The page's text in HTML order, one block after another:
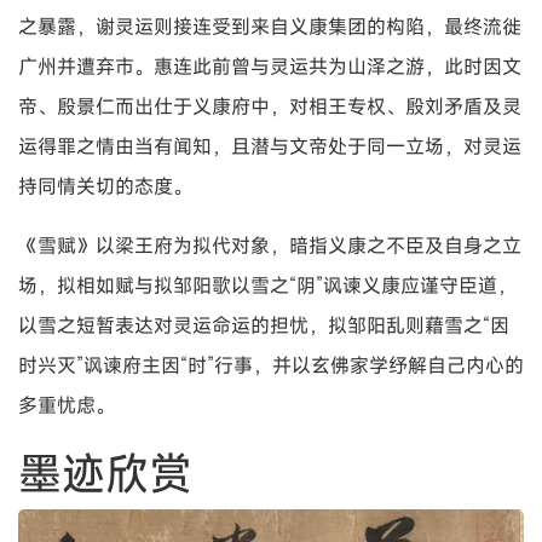
之暴露，谢灵运则接连受到来自义康集团的构陷，最终流徙
广州并遭弃市。惠连此前曾与灵运共为山泽之游，此时因文
帝、殷景仁而出仕于义康府中，对相王专权、殷刘矛盾及灵
运得罪之情由当有闻知，且潜与文帝处于同一立场，对灵运
持同情关切的态度。
《雪赋》以梁王府为拟代对象，暗指义康之不臣及自身之立
场，拟相如赋与拟邹阳歌以雪之“阴”讽谏义康应谨守臣道，
以雪之短暂表达对灵运命运的担忧，拟邹阳乱则藉雪之“因
时兴灭”讽谏府主因“时”行事，并以玄佛家学纾解自己内心的
多重忧虑。
墨迹欣赏